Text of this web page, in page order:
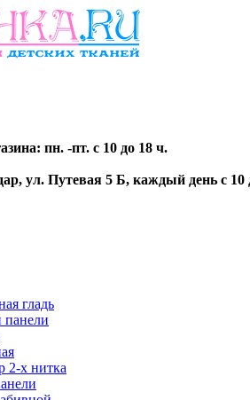
пн. -пт. с 10 до 18 ч.
ул. Путевая 5 Б, каждый день с 10
гладь
панели
2-х нитка